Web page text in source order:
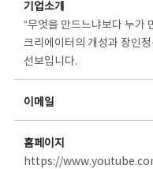
기업소개
“무엇을 만드느냐보다 누가
크리에이터의 개성과 장인
선보입니다.
이메일
홈페이지
https://